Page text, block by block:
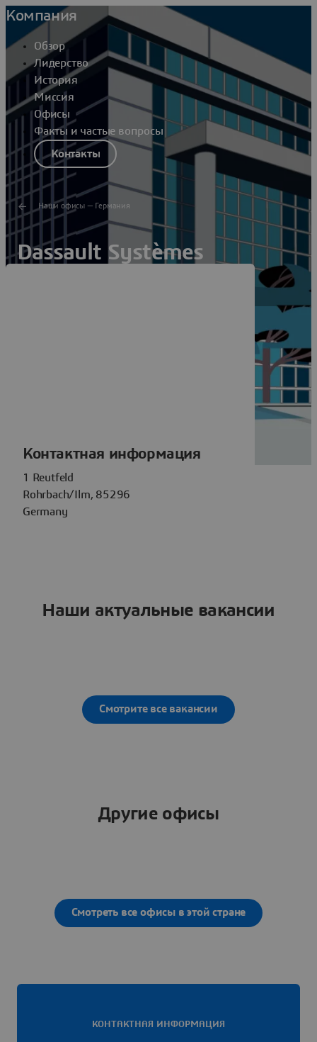
Компания
Обзор
Лидерство
История
Миссия
Офисы
Факты и частые вопросы
Контакты
Наши офисы — Германия
Dassault Systèmes
Контактная информация
1 Reutfeld
Rohrbach/Ilm, 85296
Germany
Наши актуальные вакансии
Смотрите все вакансии
Другие офисы
Смотреть все офисы в этой стране
КОНТАКТНАЯ ИНФОРМАЦИЯ